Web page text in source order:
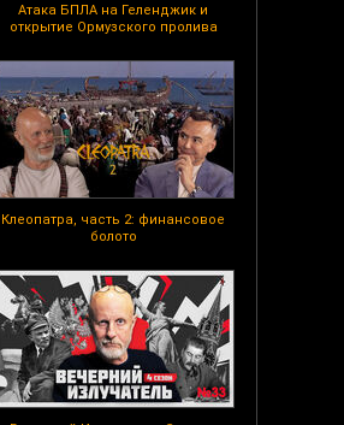
Атака БПЛА на Геленджик и
открытие Ормузского пролива
Клеопатра, часть 2: финансовое
болото